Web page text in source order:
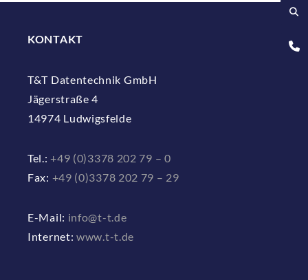
KONTAKT
T&T Datentechnik GmbH
Jägerstraße 4
14974 Ludwigsfelde
Tel.:+49 (0)3378 202 79 – 0
Fax: +49 (0)3378 202 79 – 29
E-Mail: info@t-t.de
Internet: www.t-t.de